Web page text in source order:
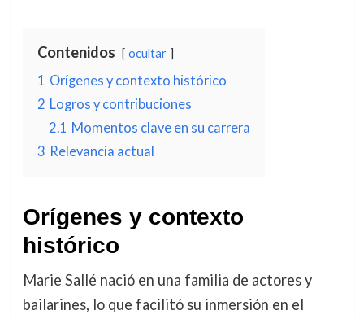
Contenidos ocultar
1 Orígenes y contexto histórico
2 Logros y contribuciones
2.1 Momentos clave en su carrera
3 Relevancia actual
Orígenes y contexto
histórico
Marie Sallé nació en una familia de actores y
bailarines, lo que facilitó su inmersión en el